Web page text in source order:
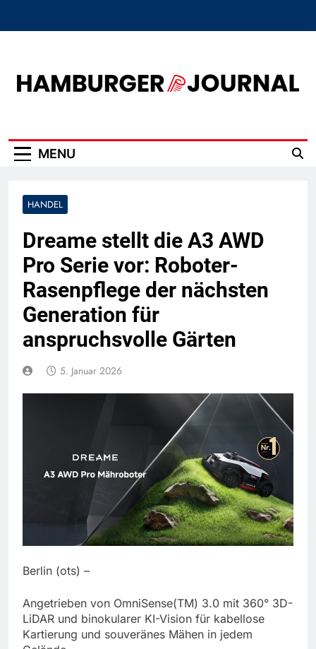
MENU
HANDEL
Dreame stellt die A3 AWD
Pro Serie vor: Roboter-
Rasenpflege der nächsten
Generation für
anspruchsvolle Gärten
5. Januar 2026
Berlin (ots) –
Angetrieben von OmniSense(TM) 3.0 mit 360° 3D-
LiDAR und binokularer KI-Vision für kabellose
Kartierung und souveränes Mähen in jedem